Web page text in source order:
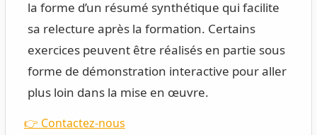
la forme d’un résumé synthétique qui facilite
sa relecture après la formation. Certains
exercices peuvent être réalisés en partie sous
forme de démonstration interactive pour aller
plus loin dans la mise en œuvre.
👉 Contactez-nous